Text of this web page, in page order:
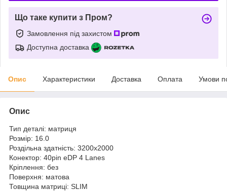
Що таке купити з Пром?
Замовлення під захистом
Доступна доставка
Опис Характеристики Доставка Оплата Умови
Опис
Тип деталі: матриця
Розмір: 16.0
Роздільна здатність: 3200x2000
Конектор: 40pin eDP 4 Lanes
Кріплення: без
Поверхня: матова
Товщина матриці: SLIM